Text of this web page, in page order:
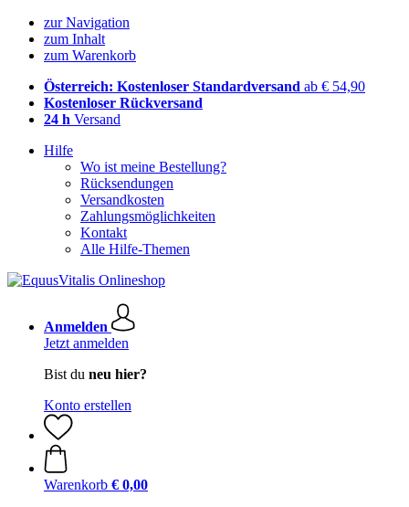
zur Navigation
zum Inhalt
zum Warenkorb
Österreich: Kostenloser Standardversand ab € 54,90
Kostenloser Rückversand
24 h Versand
Hilfe
Wo ist meine Bestellung?
Rücksendungen
Versandkosten
Zahlungsmöglichkeiten
Kontakt
Alle Hilfe-Themen
Anmelden
Jetzt anmelden
Bist du neu hier?
Konto erstellen
Warenkorb € 0,00